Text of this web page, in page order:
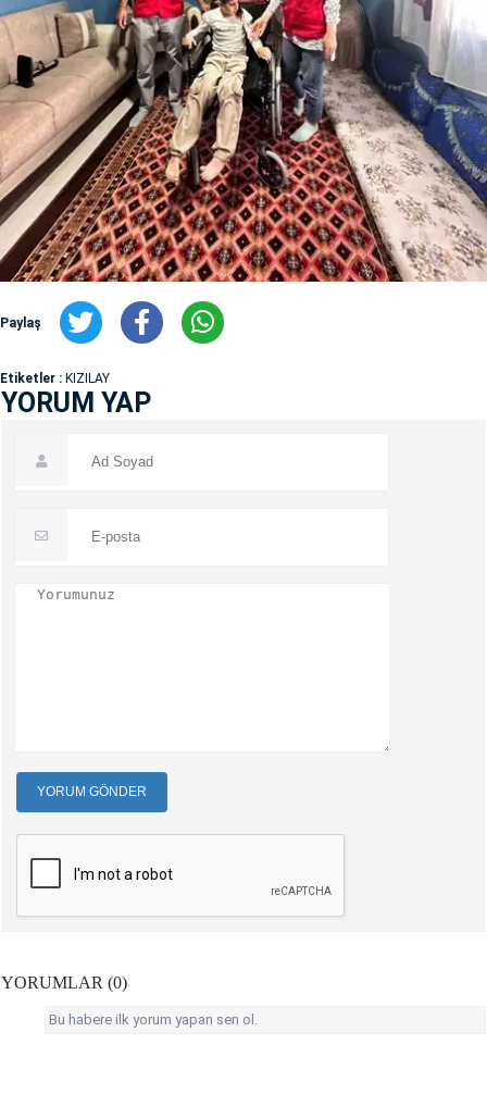
Paylaş
Etiketler : KIZILAY
YORUM YAP
YORUM GÖNDER
YORUMLAR (0)
Bu habere ilk yorum yapan sen ol.